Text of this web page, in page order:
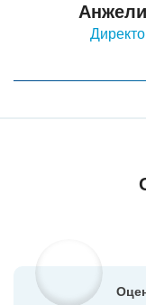
3-НДФЛ для
Внутренний